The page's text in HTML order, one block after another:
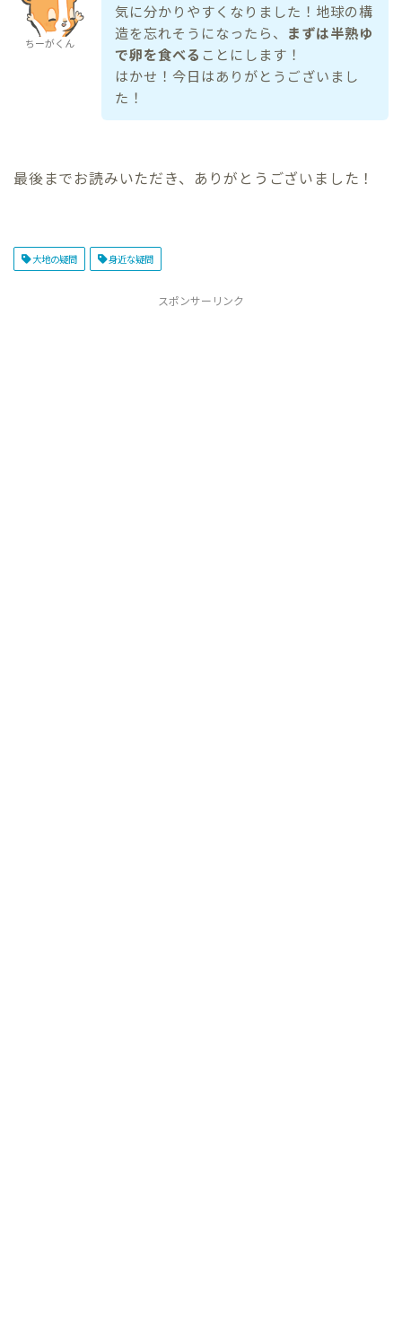
ちーがくん
気に分かりやすくなりました！地球の構
造を忘れそうになったら、
まずは半熟ゆ
で卵を食べる ことにします！
はかせ！今日はありがとうございまし
た！
最後までお読みいただき、ありがとうございました！
大地の疑問 身近な疑問
スポンサーリンク